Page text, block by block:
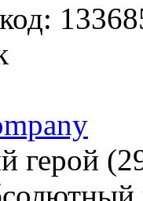
герой